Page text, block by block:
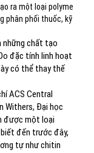
ra một loại polyme
phân phối thuốc, kỹ
những chất tạo
đặc tính linh hoạt
có thể thay thế
ACS Central
Withers, Đại học
được một loại
đến trước đây,
tự như chitin